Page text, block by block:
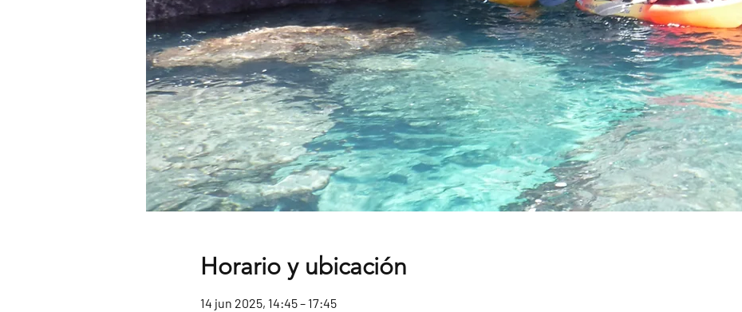
Horario y ubicación
14 jun 2025, 14:45 – 17:45